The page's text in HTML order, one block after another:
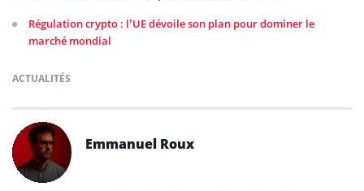
Régulation crypto : l’UE dévoile son plan pour dominer le
marché mondial
ACTUALITÉS
Emmanuel Roux